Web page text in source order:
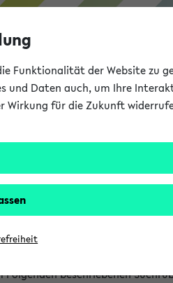
Kriterien durchsuchen und
beschriebenen
Funktionalität der Website zu
und Daten auch, um Ihre
Wirkung für die Zukunft